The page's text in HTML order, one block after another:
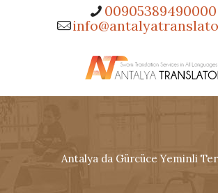
00905389490000
Antalya da Gürcüce Yeminli